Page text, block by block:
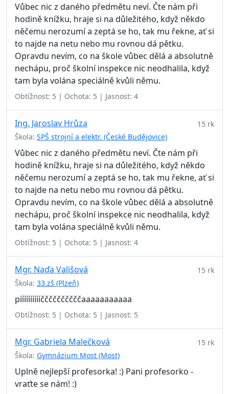
Vůbec nic z daného předmětu neví. Čte nám při
hodině knížku, hraje si na důležitého, když někdo
něčemu nerozumí a zeptá se ho, tak mu řekne, ať si
to najde na netu nebo mu rovnou dá pětku.
Opravdu nevím, co na škole vůbec dělá a absolutně
nechápu, proč školní inspekce nic neodhalila, když
tam byla volána speciálně kvůli němu.
Obtížnost: 5 | Ochota: 5 | Jasnost: 4
Ing. Jaroslav Hrůza
Škola: SPŠ strojní a elektr. (České Budějovice)
15 rk
Vůbec nic z daného předmětu neví. Čte nám při
hodině knížku, hraje si na důležitého, když někdo
něčemu nerozumí a zeptá se ho, tak mu řekne, ať si
to najde na netu nebo mu rovnou dá pětku.
Opravdu nevím, co na škole vůbec dělá a absolutně
nechápu, proč školní inspekce nic neodhalila, když
tam byla volána speciálně kvůli němu.
Obtížnost: 5 | Ochota: 5 | Jasnost: 4
Mgr. Naďa Vališová
Škola: 33.zš (Plzeň)
15 rk
pííííííííííččččččččččaaaaaaaaaaa
Obtížnost: 5 | Ochota: 5 | Jasnost: 5
Mgr. Gabriela Malečková
Škola: Gymnázium Most (Most)
15 rk
Uplně nejlepší profesorka! :) Pani profesorko -
vraťte se nám! :)